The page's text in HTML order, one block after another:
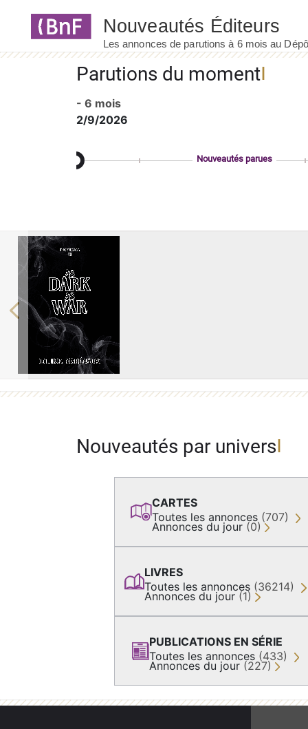
Parutions du moment
- 6 mois
2/9/2026
Nouveautés parues
Previous
Nouveautés par univers
CARTES
Toutes les annonces (707)
Annonces du jour (0)
LIVRES
Toutes les annonces (36214)
Annonces du jour (1)
PUBLICATIONS EN SÉRIE
Toutes les annonces (433)
Annonces du jour (227)